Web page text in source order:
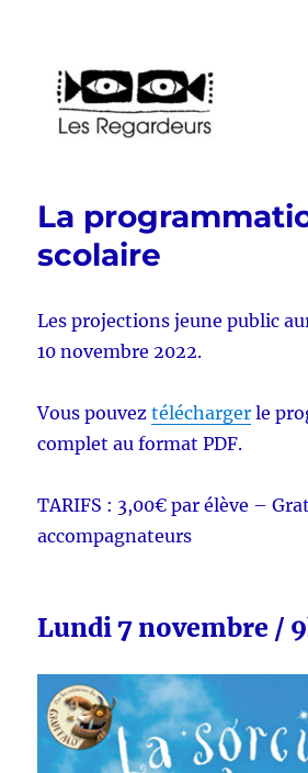
La
scolaire
Les projections jeune public
10 novembre 2022.
Vous pouveztélécharger le
complet au format PDF.
TARIFS : 3,00€ par élève –
accompagnateurs
Lundi 7 novembre /